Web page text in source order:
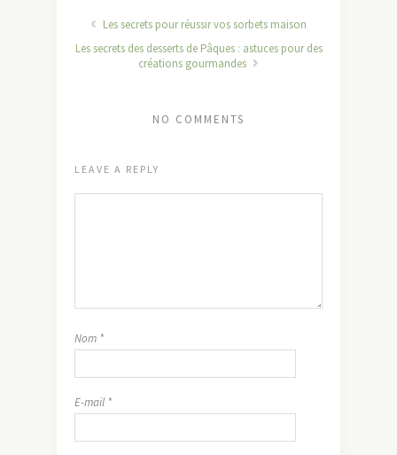
Les secrets pour réussir vos sorbets maison
Les secrets des desserts de Pâques : astuces pour des
créations gourmandes
NO COMMENTS
LEAVE A REPLY
Nom *
E-mail *